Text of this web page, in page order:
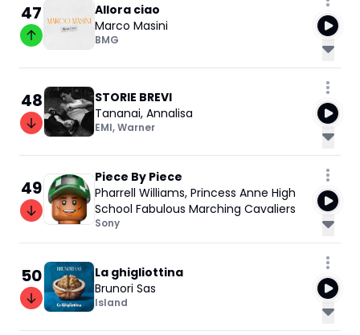
47
Allora ciao
Marco Masini
BMG
48
STORIE BREVI
Tananai, Annalisa
EMI,Warner
49
Piece By Piece
Pharrell Williams, Princess Anne High
School Fabulous Marching Cavaliers
Sony
50
La ghigliottina
Brunori Sas
Island